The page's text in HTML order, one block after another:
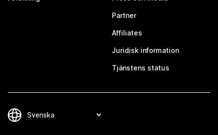
Partner
Affiliates
Juridisk information
Tjänstens status